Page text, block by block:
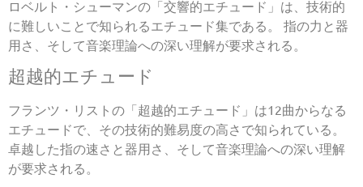
ロベルト・シューマンの「交響的エチュード」は、技術的
に難しいことで知られるエチュード集である。 指の力と器
用さ、そして音楽理論への深い理解が要求される。
超越的エチュード
フランツ・リストの「超越的エチュード」は12曲からなる
エチュードで、その技術的難易度の高さで知られている。
卓越した指の速さと器用さ、そして音楽理論への深い理解
が要求される。